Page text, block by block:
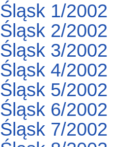
Śląsk 1/2002
Śląsk 2/2002
Śląsk 3/2002
Śląsk 4/2002
Śląsk 5/2002
Śląsk 6/2002
Śląsk 7/2002